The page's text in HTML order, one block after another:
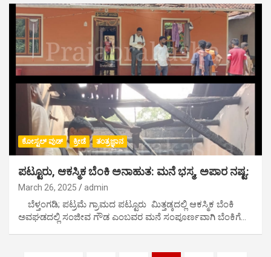
ಕೋಸ್ಟಲ್ ವುಡ್ ಕ್ರೀಡೆ ತಂತ್ರಜ್ಞಾನ
ಪಟ್ಟೂರು, ಆಕಸ್ಮಿಕ ಬೆಂಕಿ ಅನಾಹುತ: ಮನೆ ಭಸ್ಮ, ಅಪಾರ ನಷ್ಟ:
March 26, 2025 admin
ಬೆಳ್ತಂಗಡಿ; ಪಟ್ರಮೆ ಗ್ರಾಮದ ಪಟ್ಟೂರು ಮಿತ್ತಡ್ಕದಲ್ಲಿ ಆಕಸ್ಮಿಕ ಬೆಂಕಿ
ಅವಘಡದಲ್ಲಿ ಸಂಜೀವ ಗೌಡ ಎಂಬವರ ಮನೆ ಸಂಪೂರ್ಣವಾಗಿ ಬೆಂಕಿಗೆ…